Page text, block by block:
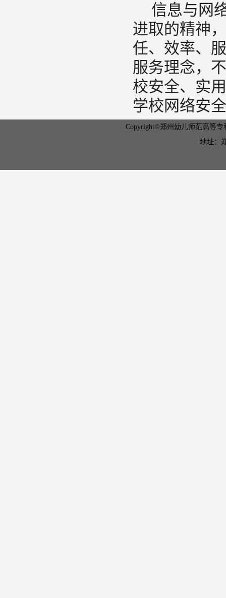
信息与网
进取的精神
任、效率、
服务理念，
校安全、实
学校网络安
Copyright©郑州幼儿师范高等专
地址：